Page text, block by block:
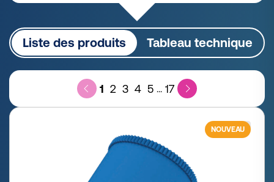
Liste des produits Tableau technique
1 2 3 4 5 ... 17
NOUVEAU